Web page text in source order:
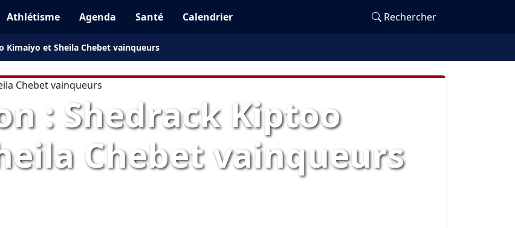
Athlétisme Agenda Santé Calendrier Rechercher
Kimaiyo et Sheila Chebet vainqueurs
: Shedrack Kiptoo
Chebet vainqueurs